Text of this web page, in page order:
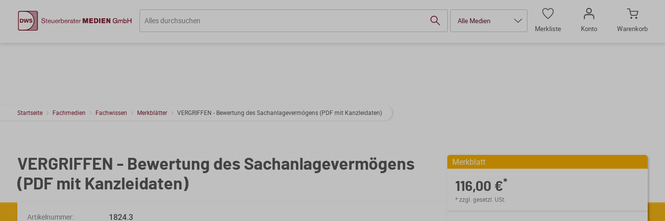
Alle Medien
Merkliste
Konto Warenkorb
Startseite Fachmedien Fachwissen Merkblätter VERGRIFFEN - Bewertung des Sachanlagevermögens (PDF mit Kanzleidaten)
VERGRIFFEN - Bewertung des Sachanlagevermögens
(PDF mit Kanzleidaten)
Artikelnummer: 1824.3
Merkblatt
116,00 €*
* zzgl. gesetzl. USt.